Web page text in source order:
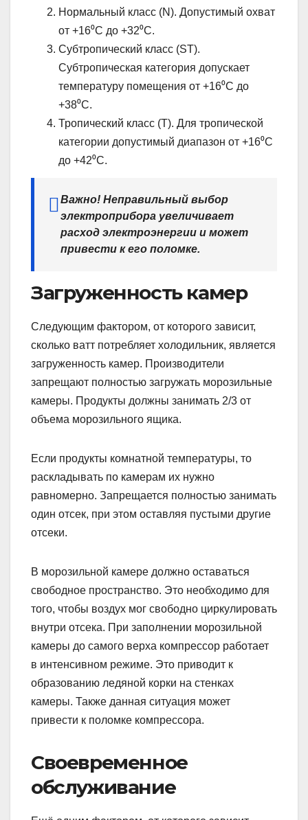
Нормальный класс (N). Допустимый охват
от +16⁰С до +32⁰С.
Субтропический класс (ST).
Субтропическая категория допускает
температуру помещения от +16⁰С до
+38⁰С.
Тропический класс (T). Для тропической
категории допустимый диапазон от +16⁰С
до +42⁰С.
Важно! Неправильный выбор
электроприбора увеличивает
расход электроэнергии и может
привести к его поломке.
Загруженность камер
Следующим фактором, от которого зависит,
сколько ватт потребляет холодильник, является
загруженность камер. Производители
запрещают полностью загружать морозильные
камеры. Продукты должны занимать 2/3 от
объема морозильного ящика.
Если продукты комнатной температуры, то
раскладывать по камерам их нужно
равномерно. Запрещается полностью занимать
один отсек, при этом оставляя пустыми другие
отсеки.
В морозильной камере должно оставаться
свободное пространство. Это необходимо для
того, чтобы воздух мог свободно циркулировать
внутри отсека. При заполнении морозильной
камеры до самого верха компрессор работает
в интенсивном режиме. Это приводит к
образованию ледяной корки на стенках
камеры. Также данная ситуация может
привести к поломке компрессора.
Своевременное
обслуживание